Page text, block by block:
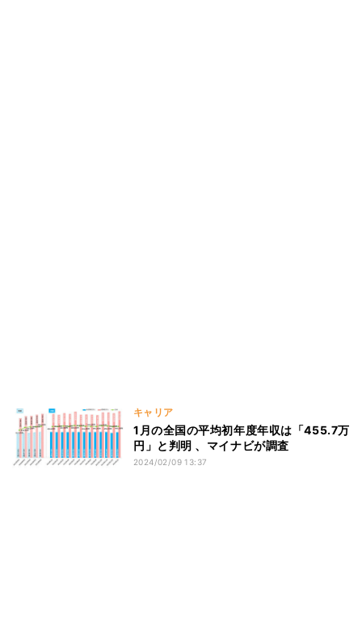
キャリア
1月の全国の平均初年度年収は「455.7万
円」と判明 、マイナビが調査
2024/02/09 13:37